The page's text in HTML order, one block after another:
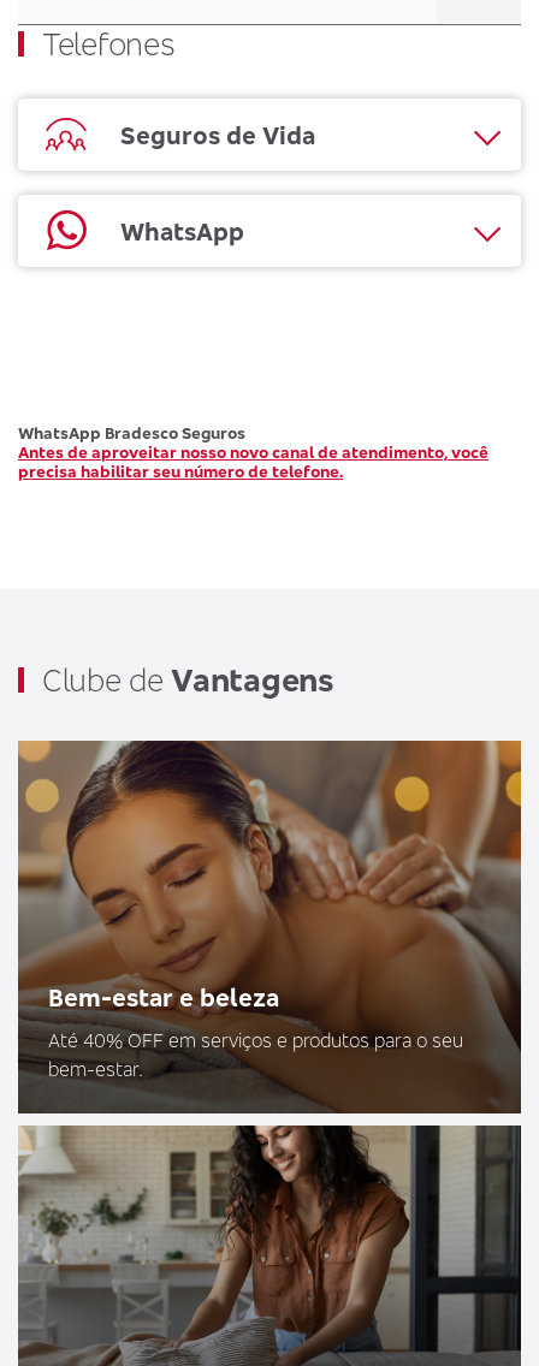
Telefones
Seguros de Vida
WhatsApp
WhatsApp Bradesco Seguros
Antes de aproveitar nosso novo canal de atendimento, você
precisa habilitar seu número de telefone.
Clube deVantagens
Bem-estar e beleza
Até 40% OFF em serviços e produtos para o seu
bem-estar.